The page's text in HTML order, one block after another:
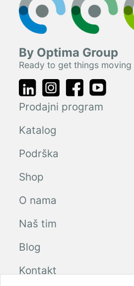
By Optima Group
Ready to get things moving
Prodajni program
Katalog
Podrška
Shop
O nama
Naš tim
Blog
Kontakt